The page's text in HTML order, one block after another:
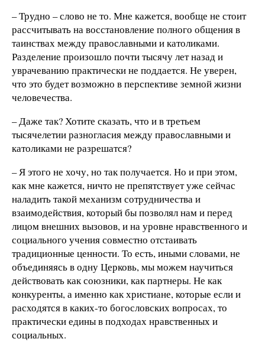
– Трудно – слово не то. Мне кажется, вообще не стоит
рассчитывать на восстановление полного общения в
таинствах между православными и католиками.
Разделение произошло почти тысячу лет назад и
уврачеванию практически не поддается. Не уверен,
что это будет возможно в перспективе земной жизни
человечества.
– Даже так? Хотите сказать, что и в третьем
тысячелетии разногласия между православными и
католиками не разрешатся?
– Я этого не хочу, но так получается. Но и при этом,
как мне кажется, ничто не препятствует уже сейчас
наладить такой механизм сотрудничества и
взаимодействия, который бы позволял нам и перед
лицом внешних вызовов, и на уровне нравственного и
социального учения совместно отстаивать
традиционные ценности. То есть, иными словами, не
объединяясь в одну Церковь, мы можем научиться
действовать как союзники, как партнеры. Не как
конкуренты, а именно как христиане, которые если и
расходятся в каких-то богословских вопросах, то
практически едины в подходах нравственных и
социальных.